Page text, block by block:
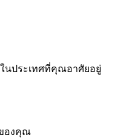
นประเทศที่คุณอาศัยอยู่
ของคุณ